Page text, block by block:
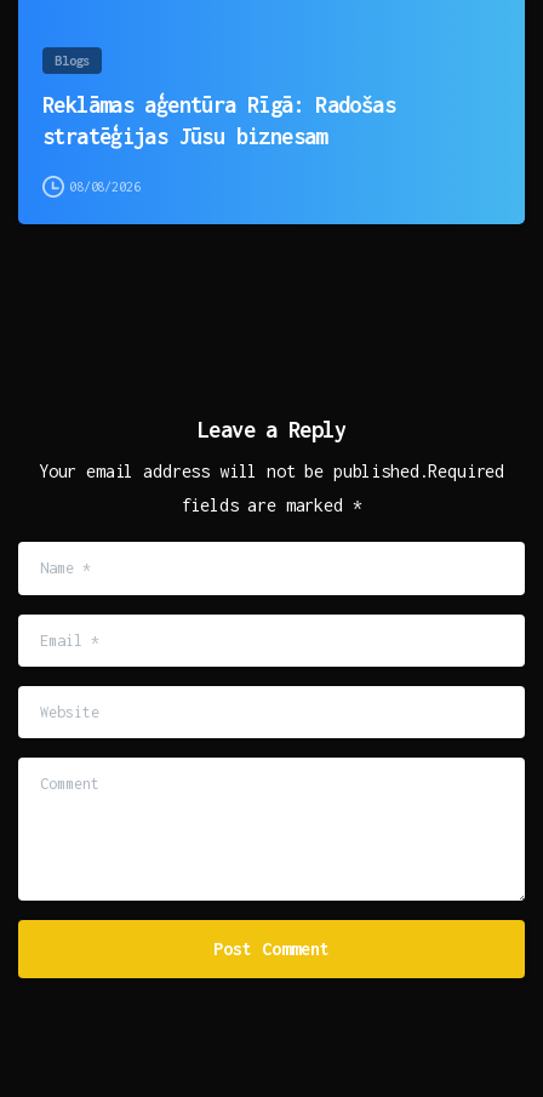
Blogs
Reklāmas aģentūra Rīgā: Radošas
stratēģijas Jūsu biznesam
08/08/2026
Leave a Reply
Your email address will not be published.Required
fields are marked *
*
Website